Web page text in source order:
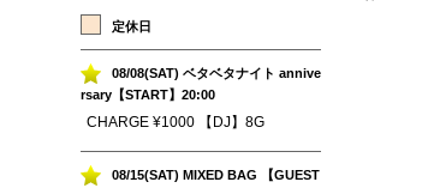
定休日
08/08(SAT) ベタベタナイト annive
rsary【START】20:00
CHARGE ¥1000 【DJ】8G
08/15(SAT) MIXED BAG 【GUEST